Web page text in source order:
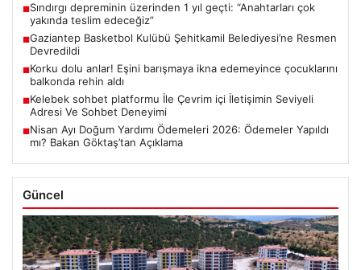
■Sındırgı depreminin üzerinden 1 yıl geçti: “Anahtarları çok
yakında teslim edeceğiz”
■Gaziantep Basketbol Kulübü Şehitkamil Belediyesi’ne Resmen
Devredildi
■Korku dolu anlar! Eşini barışmaya ikna edemeyince çocuklarını
balkonda rehin aldı
■Kelebek sohbet platformu İle Çevrim içi İletişimin Seviyeli
Adresi Ve Sohbet Deneyimi
■Nisan Ayı Doğum Yardımı Ödemeleri 2026: Ödemeler Yapıldı
mı? Bakan Göktaş’tan Açıklama
Güncel